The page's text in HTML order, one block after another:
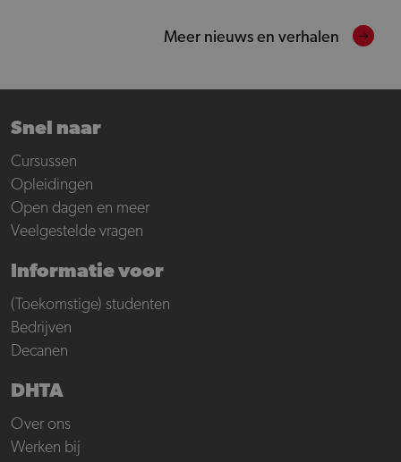
Meer nieuws en verhalen
Snel naar
Cursussen
Opleidingen
Open dagen en meer
Veelgestelde vragen
Informatie voor
(Toekomstige) studenten
Bedrijven
Decanen
DHTA
Over ons
Werken bij